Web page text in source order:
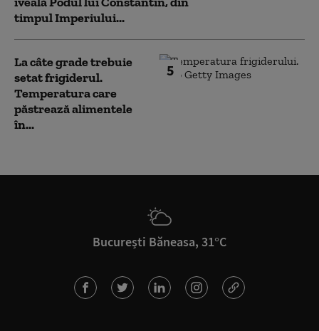
timpul Imperiului...
5
La câte grade trebuie
setat frigiderul.
Temperatura care
păstrează alimentele
în...
București Băneasa, 31°C